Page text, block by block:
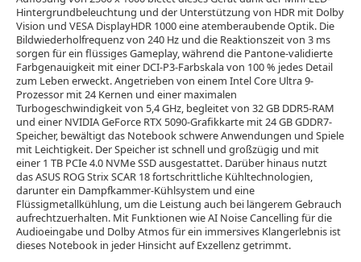
Hintergrundbeleuchtung und der Unterstützung von HDR mit Dolby
Vision und VESA DisplayHDR 1000 eine atemberaubende Optik. Die
Bildwiederholfrequenz von 240 Hz und die Reaktionszeit von 3 ms
sorgen für ein flüssiges Gameplay, während die Pantone-validierte
Farbgenauigkeit mit einer DCI-P3-Farbskala von 100 % jedes Detail
zum Leben erweckt. Angetrieben von einem Intel Core Ultra 9-
Prozessor mit 24 Kernen und einer maximalen
Turbogeschwindigkeit von 5,4 GHz, begleitet von 32 GB DDR5-RAM
und einer NVIDIA GeForce RTX 5090-Grafikkarte mit 24 GB GDDR7-
Speicher, bewältigt das Notebook schwere Anwendungen und Spiele
mit Leichtigkeit. Der Speicher ist schnell und großzügig und mit
einer 1 TB PCIe 4.0 NVMe SSD ausgestattet. Darüber hinaus nutzt
das ASUS ROG Strix SCAR 18 fortschrittliche Kühltechnologien,
darunter ein Dampfkammer-Kühlsystem und eine
Flüssigmetallkühlung, um die Leistung auch bei längerem Gebrauch
aufrechtzuerhalten. Mit Funktionen wie AI Noise Cancelling für die
Audioeingabe und Dolby Atmos für ein immersives Klangerlebnis ist
dieses Notebook in jeder Hinsicht auf Exzellenz getrimmt.